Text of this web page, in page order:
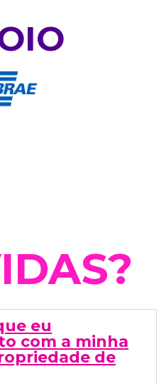
IDAS?
eu
com a minha
de